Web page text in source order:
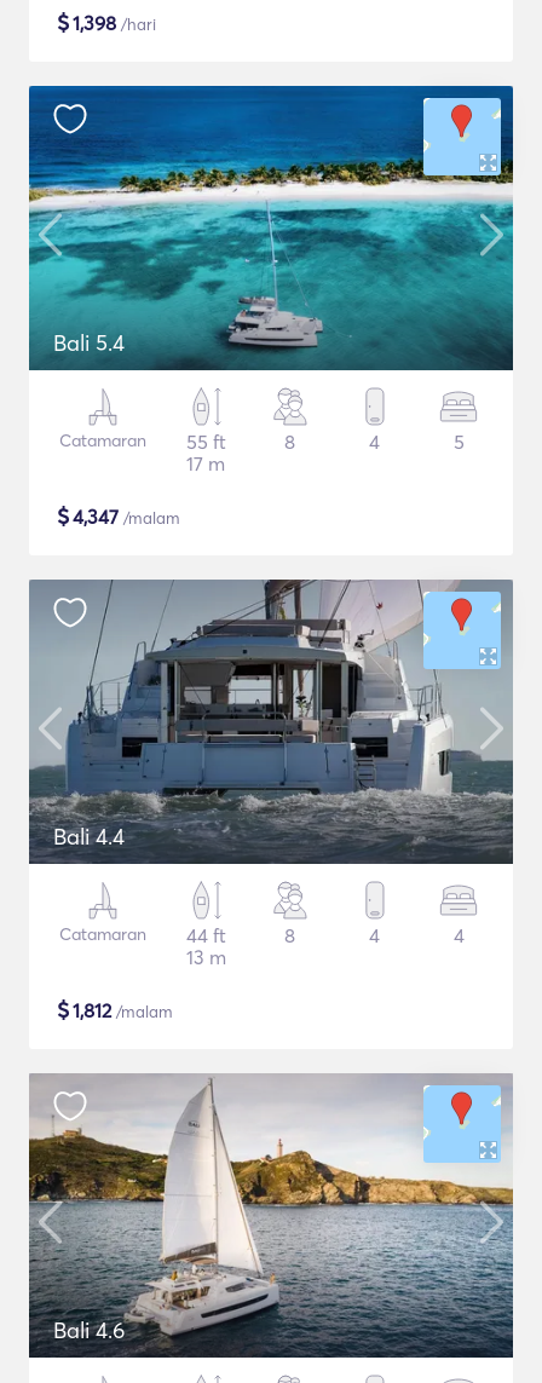
$1,398 /hari
Bali 5.4
Catamaran
55 ft
17 m
8 4 5
$4,347 /malam
Bali 4.4
Catamaran
44 ft
13 m
8 4 4
$1,812/malam
Bali 4.6